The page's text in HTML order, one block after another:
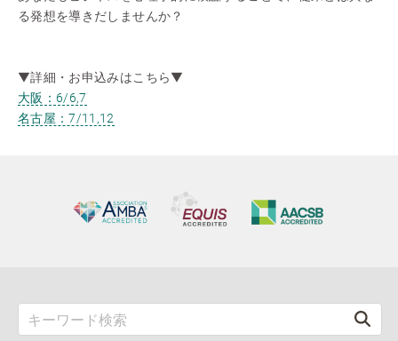
る発想を導きだしませんか？
▼詳細・お申込みはこちら▼
大阪：6/6,7
名古屋：7/11,12